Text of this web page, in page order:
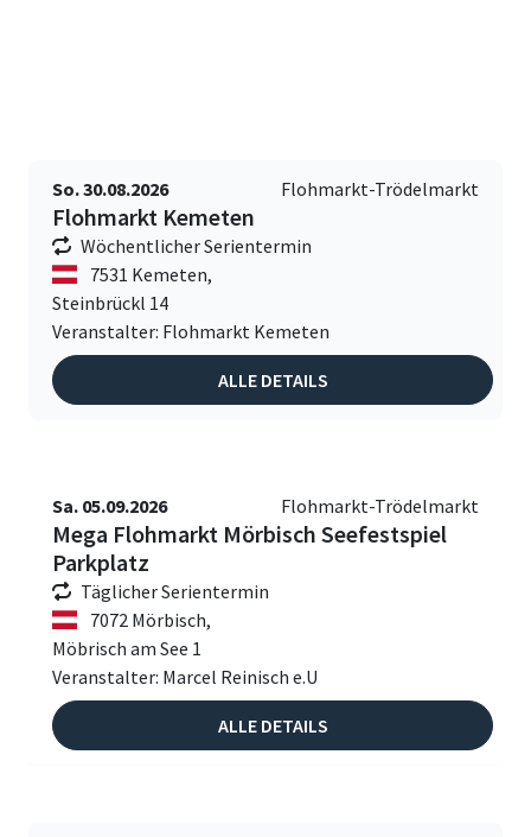
So. 30.08.2026 Flohmarkt-Trödelmarkt
Flohmarkt Kemeten
Wöchentlicher Serientermin
7531 Kemeten,
Steinbrückl 14
Veranstalter: Flohmarkt Kemeten
ALLE DETAILS
Sa. 05.09.2026 Flohmarkt-Trödelmarkt
Mega Flohmarkt Mörbisch Seefestspiel
Parkplatz
Täglicher Serientermin
7072 Mörbisch,
Möbrisch am See 1
Veranstalter: Marcel Reinisch e.U
ALLE DETAILS